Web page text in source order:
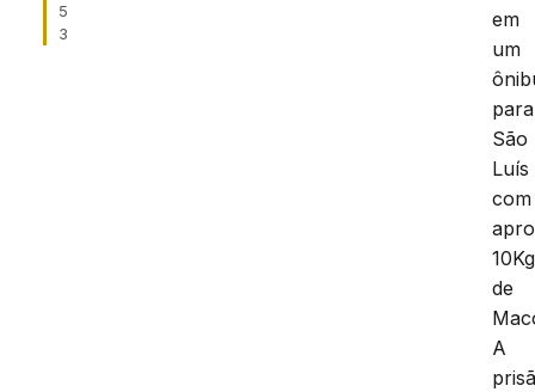
5
3
em
um
para
São
Luís
com
10Kg
de
A